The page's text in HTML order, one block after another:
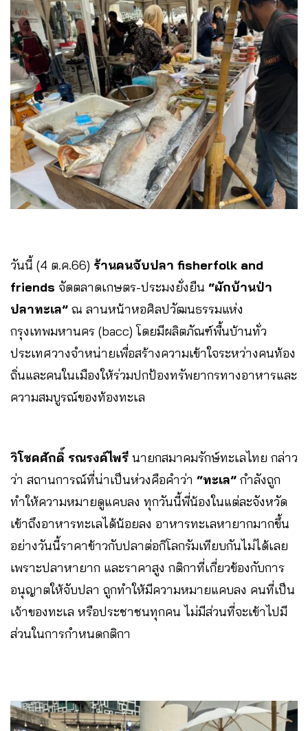
วันนี้ (4 ต.ค.66) ร้านคนจับปลา fisherfolk and
friends จัดตลาดเกษตร-ประมงยั่งยืน “ผักบ้านป่า
ปลาทะเล” ณ ลานหน้าหอศิลปวัฒนธรรมแห่ง
กรุงเทพมหานคร (bacc) โดยมีผลิตภัณฑ์พื้นบ้านทั่ว
ประเทศวางจำหน่ายเพื่อสร้างความเข้าใจระหว่างคนท้อง
ถิ่นและคนในเมืองให้ร่วมปกป้องทรัพยากรทางอาหารและ
ความสมบูรณ์ของท้องทะเล
วิโชคศักดิ์ รณรงค์ไพรี นายกสมาคมรักษ์ทะเลไทย กล่าว
ว่า สถานการณ์ที่น่าเป็นห่วงคือคำว่า “ทะเล” กำลังถูก
ทำให้ความหมายดูแคบลง ทุกวันนี้พี่น้องในแต่ละจังหวัด
เข้าถึงอาหารทะเลได้น้อยลง อาหารทะเลหายากมากขึ้น
อย่างวันนี้ราคาข้าวกับปลาต่อกิโลกรัมเทียบกันไม่ได้เลย
เพราะปลาหายาก และราคาสูง กติกาที่เกี่ยวข้องกับการ
อนุญาตให้จับปลา ถูกทำให้มีความหมายแคบลง คนที่เป็น
เจ้าของทะเล หรือประชาชนทุกคน ไม่มีส่วนที่จะเข้าไปมี
ส่วนในการกำหนดกติกา